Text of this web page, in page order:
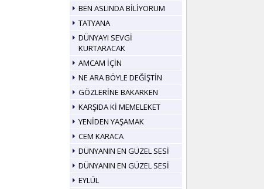
BEN ASLINDA BİLİYORUM
TATYANA
DÜNYAYI SEVGİ
KURTARACAK
AMCAM İÇİN
NE ARA BÖYLE DEĞİŞTİN
GÖZLERİNE BAKARKEN
KARŞIDA Kİ MEMELEKET
YENİDEN YAŞAMAK
CEM KARACA
DÜNYANIN EN GÜZEL SESİ
DÜNYANIN EN GÜZEL SESİ
EYLÜL